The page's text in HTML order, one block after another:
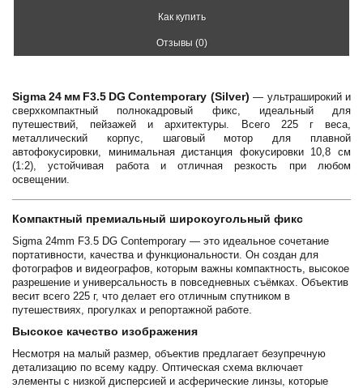
Как купить
Отзывы (0)
Sigma 24 мм F3.5 DG Contemporary (Silver) — ультраширокий и
сверхкомпактный полнокадровый фикс, идеальный для
путешествий, пейзажей и архитектуры. Всего 225 г веса,
металлический корпус, шаговый мотор для плавной
автофокусировки, минимальная дистанция фокусировки 10,8 см
(1:2), устойчивая работа и отличная резкость при любом
освещении.
Компактный премиальный широкоугольный фикс
Sigma 24mm F3.5 DG Contemporary — это идеальное сочетание
портативности, качества и функциональности. Он создан для
фотографов и видеографов, которым важны компактность, высокое
разрешение и универсальность в повседневных съёмках. Объектив
весит всего 225 г, что делает его отличным спутником в
путешествиях, прогулках и репортажной работе.
Высокое качество изображения
Несмотря на малый размер, объектив предлагает безупречную
детализацию по всему кадру. Оптическая схема включает
элементы с низкой дисперсией и асферические линзы, которые